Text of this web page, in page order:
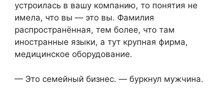
устроилась в вашу компанию, то понятия не
имела, что вы — это вы. Фамилия
распространённая, тем более, что там
иностранные языки, а тут крупная фирма,
медицинское оборудование.
— Это семейный бизнес. — буркнул мужчина.